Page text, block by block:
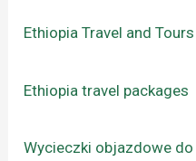
Ethiopia Travel and Tours
Ethiopia travel packages
Wycieczki objazdowe do